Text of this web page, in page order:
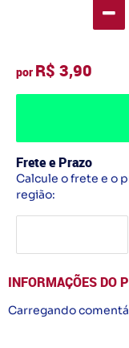
por R$ 3,90
Frete e Prazo
Calcule o frete e o
região:
INFORMAÇÕES DO
Carregando